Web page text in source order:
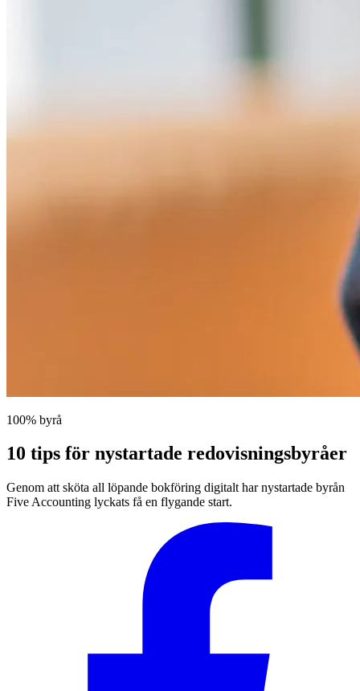
100% byrå
10 tips för nystartade redovisningsbyråer
Genom att sköta all löpande bokföring digitalt har nystartade byrån
Five Accounting lyckats få en flygande start.